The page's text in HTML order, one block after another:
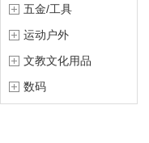
五金/工具
运动户外
文教文化用品
数码